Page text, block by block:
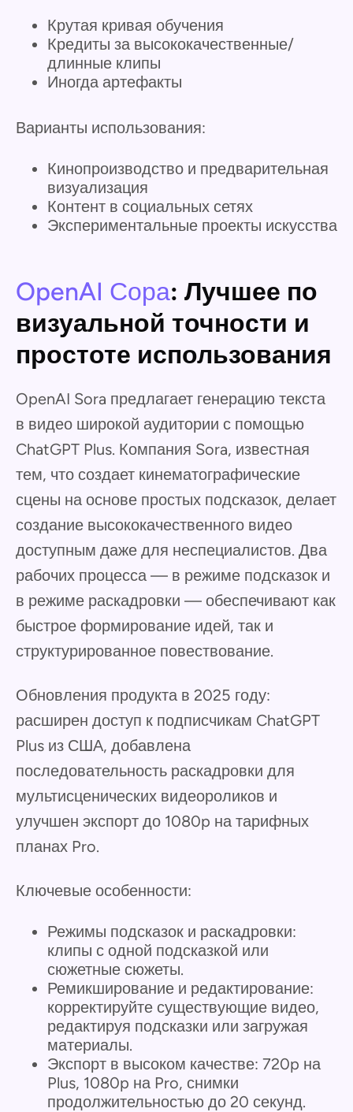
Крутая кривая обучения
Кредиты за высококачественные/
длинные клипы
Иногда артефакты
Варианты использования:
Кинопроизводство и предварительная
визуализация
Контент в социальных сетях
Экспериментальные проекты искусства
OpenAI Сора: Лучшее по
визуальной точности и
простоте использования
OpenAI Sora предлагает генерацию текста
в видео широкой аудитории с помощью
ChatGPT Plus. Компания Sora, известная
тем, что создает кинематографические
сцены на основе простых подсказок, делает
создание высококачественного видео
доступным даже для неспециалистов. Два
рабочих процесса — в режиме подсказок и
в режиме раскадровки — обеспечивают как
быстрое формирование идей, так и
структурированное повествование.
Обновления продукта в 2025 году:
расширен доступ к подписчикам ChatGPT
Plus из США, добавлена
последовательность раскадровки для
мультисценических видеороликов и
улучшен экспорт до 1080p на тарифных
планах Pro.
Ключевые особенности:
Режимы подсказок и раскадровки:
клипы с одной подсказкой или
сюжетные сюжеты.
Ремикширование и редактирование:
корректируйте существующие видео,
редактируя подсказки или загружая
материалы.
Экспорт в высоком качестве: 720p на
Plus, 1080p на Pro, снимки
продолжительностью до 20 секунд.